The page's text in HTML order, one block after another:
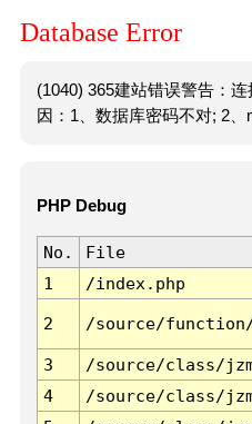
Database Error
(1040) 365建站错误警告：
因：1、数据库密码不对; 2、
PHP Debug
No. File
1
/index.php
2 /source/
3 /source/class/
4
/source/class/